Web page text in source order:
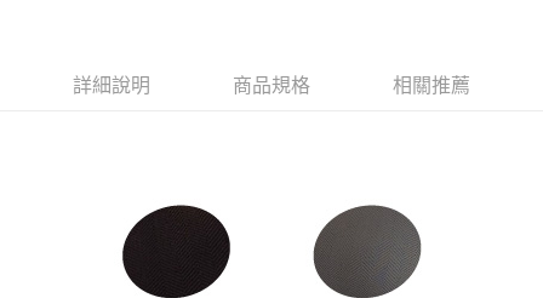
※ 交易是否成功請以「AFTEE先享後付 」之結帳頁面顯示為準，若有關於
易，需依本服務之必要範圍內提供個人資料，並將交易相關給付款項請求債
權轉讓予恩沛科技股份有限公司。
２．關於個人資料處理事宜，請瀏覽以下網址：
https://aftee.tw/terms/#terms3
付款後萊爾富取貨
每筆NT$90，滿NT$1,000(含以上)免運費
付款後7-11取貨
每筆NT$90，滿NT$1,000(含以上)免運費
詳細說明 商品規格 相關推薦